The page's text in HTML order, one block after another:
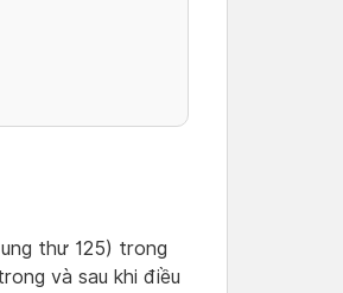
thư 125) trong
và sau khi điều